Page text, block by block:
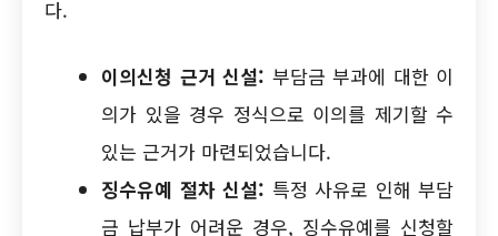
다.
이의신청 근거 신설: 부담금 부과에 대한 이
의가 있을 경우 정식으로 이의를 제기할 수
있는 근거가 마련되었습니다.
징수유예 절차 신설: 특정 사유로 인해 부담
금 납부가 어려운 경우, 징수유예를 신청할